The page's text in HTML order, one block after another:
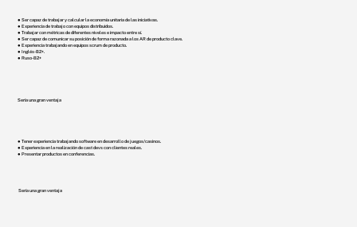
● Ser capaz de trabajar y calcular la economía unitaria de las iniciativas.
● Experiencia de trabajo con equipos distribuidos.
● Trabajar con métricas de diferentes niveles e impacto entre sí.
● Ser capaz de comunicar su posición de forma razonada a los AR de producto clave.
● Experiencia trabajando en equipos scrum de producto.
● Inglés - B2+.
● Ruso - B2+
Sería una gran ventaja
● Tener experiencia trabajando software en desarrollo de juegos/casinos.
● Experiencia en la realización de cast devs con clientes reales.
● Presentar productos en conferencias.
Sería una gran ventaja